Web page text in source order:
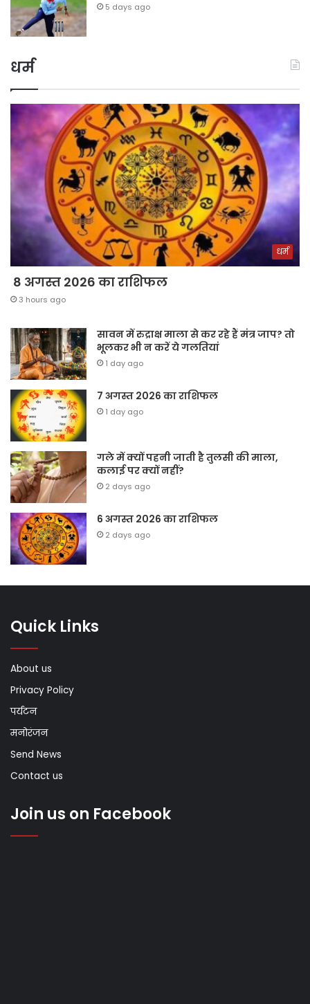
5 days ago
धर्म
धर्म
8 अगस्त 2026 का राशिफल
3 hours ago
सावन में रुद्राक्ष माला से कर रहे हैं मंत्र जाप? तो
भूलकर भी न करें ये गलतियां
1 day ago
7 अगस्त 2026 का राशिफल
1 day ago
गले में क्यों पहनी जाती है तुलसी की माला,
कलाई पर क्यों नहीं?
2 days ago
6 अगस्त 2026 का राशिफल
2 days ago
Quick Links
About us
Privacy Policy
पर्यटन
मनोरंजन
Send News
Contact us
Join us on Facebook